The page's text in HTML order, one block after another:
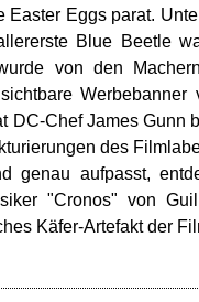
Eggs parat.
Blue Beetle
von den
DC-Chef James Gunn
des
genau aufpasst,
"Cronos" von
Käfer-Artefakt der